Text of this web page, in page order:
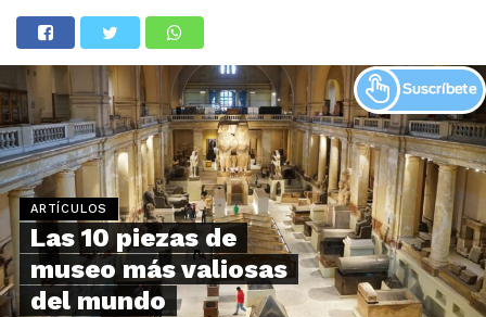
ARTÍCULOS
Las 10 piezas de
museo más valiosas
del mundo